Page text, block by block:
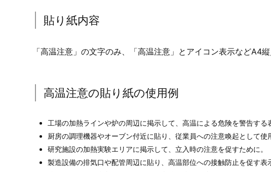
貼り紙内容
「高温注意」の文字のみ、「高温注意」とアイコン表示などA4
高温注意の貼り紙の使用例
工場の加熱ラインや炉の周辺に掲示して、高温による危険を警告する
厨房の調理機器やオーブン付近に貼り、従業員への注意喚起として使
研究施設の加熱実験エリアに掲示して、立入時の注意を促すために。
製造設備の排気口や配管周辺に貼り、高温部位への接触防止を促す表